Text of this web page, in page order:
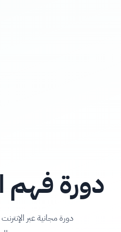
دورة فهم
دورة مجانية عبر